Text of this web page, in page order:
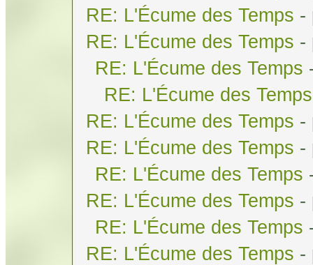
RE: L'Écume des Temps -
RE: L'Écume des Temps -
RE: L'Écume des Temps
RE: L'Écume des Temps
RE: L'Écume des Temps -
RE: L'Écume des Temps -
RE: L'Écume des Temps
RE: L'Écume des Temps -
RE: L'Écume des Temps
RE: L'Écume des Temps -